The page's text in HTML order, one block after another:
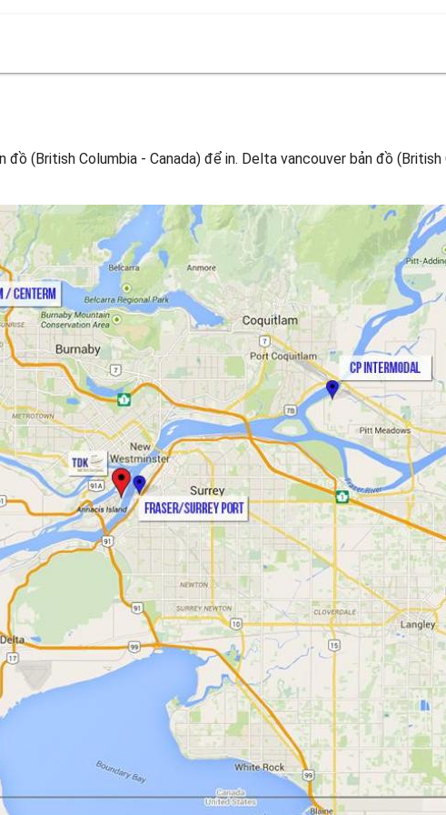
(British Columbia - Canada) để in. Delta vancouver bản đồ (British